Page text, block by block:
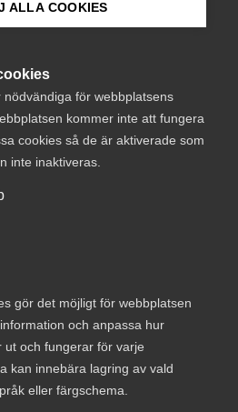
ALLA COOKIES
nödvändiga för webbplatsens
kommer inte att fungera
cookies så de är aktiverade som
inte inaktiveras.
gör det möjligt för webbplatsen
och anpassa hur
ut och fungerar för varje
kan innebära lagring av vald
eller färgschema.
Tillväxtverket är tvungna att
genom en avstämning. Lagen
ett sätt som kunnat tolkas som
i tid ska hela stödet
i princip tillämpats utan
har drabbats av återkrav på
om sen avstämning är i
handlar om ganska många
näringspolitisk chef på
bara för att